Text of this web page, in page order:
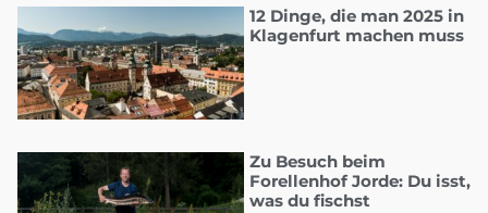
12 Dinge, die man 2025 in
Klagenfurt machen muss
Zu Besuch beim
Forellenhof Jorde: Du isst,
was du fischst